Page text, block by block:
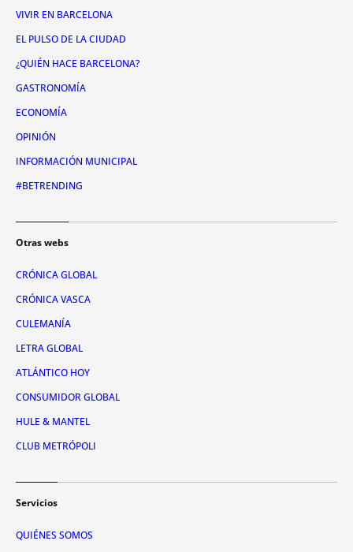
VIVIR EN BARCELONA
EL PULSO DE LA CIUDAD
¿QUIÉN HACE BARCELONA?
GASTRONOMÍA
ECONOMÍA
OPINIÓN
INFORMACIÓN MUNICIPAL
#BETRENDING
Otras webs
CRÓNICA GLOBAL
CRÓNICA VASCA
CULEMANÍA
LETRA GLOBAL
ATLÁNTICO HOY
CONSUMIDOR GLOBAL
HULE & MANTEL
CLUB METRÓPOLI
Servicios
QUIÉNES SOMOS